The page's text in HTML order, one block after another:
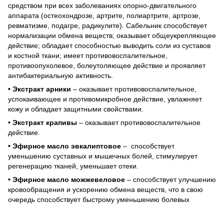
средством при всех заболеваниях опорно-двигательного
аппарата (остеохондрозе, артрите, полиартрите, артрозе,
ревматизме, подагре, радикулите). Сабельник способствует
нормализации обмена веществ; оказывает общеукрепляющее
действие; обладает способностью выводить соли из суставов
и костной ткани; имеет противовоспалительное,
противоопухолевое, болеутоляющее действие и проявляет
антибактериальную активность.
• Экстракт арники – оказывает противовоспалительное,
успокаивающее и противомикробное действие, увлажняет
кожу и обладает защитными свойствами.
• Экстракт крапивы – оказывает противовоспалительное
действие.
• Эфирное масло эвкалиптовое – способствует
уменьшению суставных и мышечных болей, стимулирует
регенерацию тканей, уменьшает отеки.
• Эфирное масло можжевеловое – способствует улучшению
кровообращения и ускорению обмена веществ, что в свою
очередь способствует быстрому уменьшению болевых